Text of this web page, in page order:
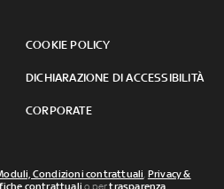
COOKIE POLICY
DICHIARAZIONE DI ACCESSIBILITÀ
CORPORATE
Condizioni contrattuali Privacy &
contrattuali o pertrasparenza